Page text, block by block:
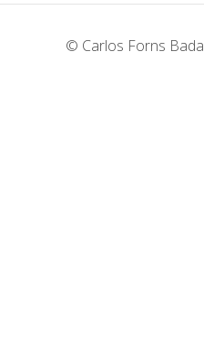
© Carlos Forns Bada